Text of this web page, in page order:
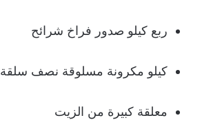
ربع كيلو صدور فراخ شرائح
كيلو مكرونة مسلوقة نصف سلقة
معلقة كبيرة من الزيت